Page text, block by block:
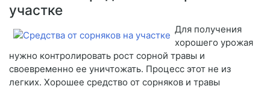
участке
Для получения
хорошего урожая
нужно контролировать рост сорной травы и
своевременно ее уничтожать. Процесс этот не из
легких. Хорошее средство от сорняков и травы